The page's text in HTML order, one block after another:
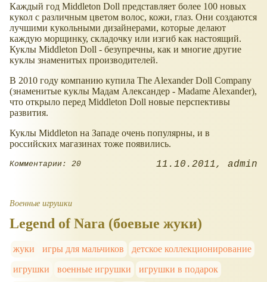
Каждый год Middleton Doll представляет более 100 новых
кукол с различным цветом волос, кожи, глаз. Они создаются
лучшими кукольными дизайнерами, которые делают
каждую морщинку, складочку или изгиб как настоящий.
Куклы Middleton Doll - безупречны, как и многие другие
куклы знаменитых производителей.
В 2010 году компанию купила The Alexander Doll Company
(знаменитые куклы Мадам Александер - Madame Alexander),
что открыло перед Middleton Doll новые перспективы
развития.
Куклы Middleton на Западе очень популярны, и в
российских магазинах тоже появились.
Комментарии: 20 11.10.2011 admin
Военные игрушки
Legend of Nara (боевые жуки)
жуки игры для мальчиков
детское коллекционирование
игрушки
военные игрушки игрушки в подарок